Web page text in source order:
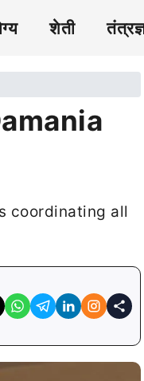
शेती
coordinating all